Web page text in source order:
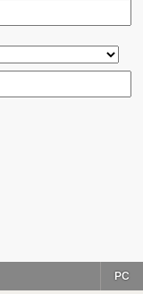
PC